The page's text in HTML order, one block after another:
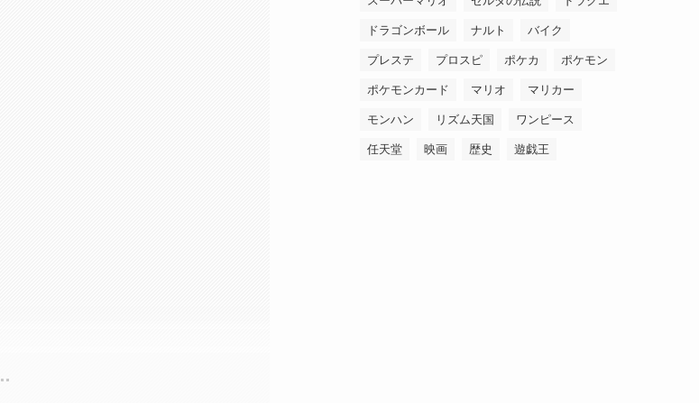
ドラゴンボール ナルト バイク
プレステ プロスピ ポケカ ポケモン
ポケモンカード マリオ マリカー
モンハン リズム天国 ワンピース
任天堂 映画 歴史 遊戯王